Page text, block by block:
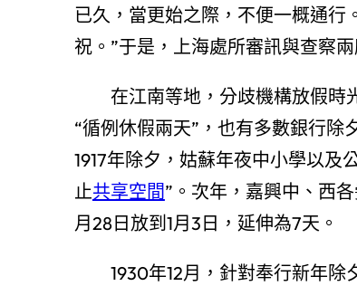
已久，當更始之際，不便一概通行
祝。”于是，上海處所審訊與查察兩
在江南等地，分歧機構放假時
“循例休假兩天”，也有多數銀行除
1917年除夕，姑蘇年夜中小學以及
止共享空間”。次年，嘉興中、西
月28日放到1月3日，延伸為7天。
1930年12月，針對奉行新年